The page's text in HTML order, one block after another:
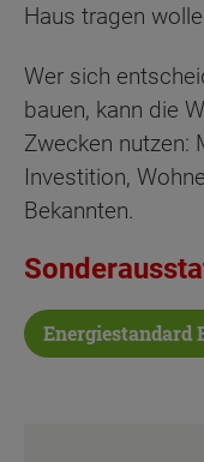
Haus tragen
Wer sich
bauen, kann die
Zwecken nutzen:
Investition,
Bekannten.
Energiestandard